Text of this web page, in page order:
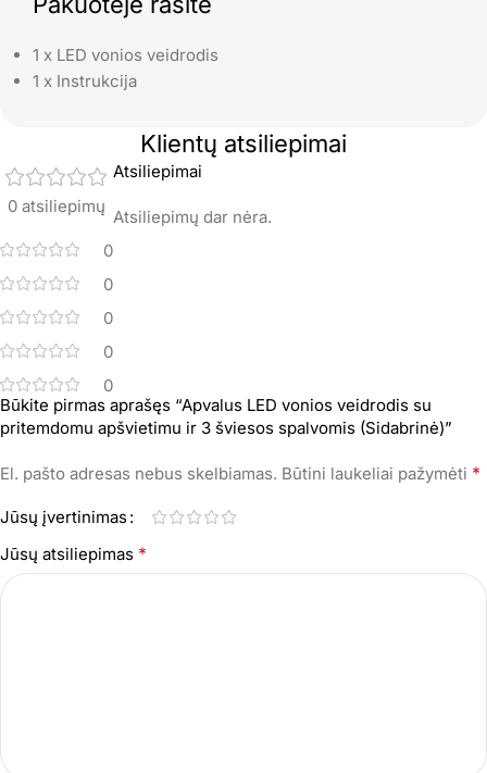
1 x LED vonios veidrodis
1 x Instrukcija
Klientų atsiliepimai
0 atsiliepimų
0
0
0
0
0
Atsiliepimai
Atsiliepimų dar nėra.
Būkite pirmas aprašęs “Apvalus LED vonios veidrodis su
pritemdomu apšvietimu ir 3 šviesos spalvomis (Sidabrinė)”
El. pašto adresas nebus skelbiamas. Būtini laukeliai pažymėti *
Jūsų įvertinimas
Jūsų atsiliepimas *